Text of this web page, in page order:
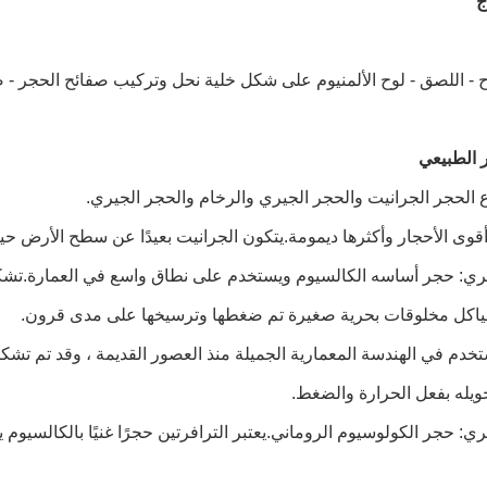
- اللصق - لوح الألمنيوم على شكل خلية نحل وتركيب صفائح الحجر -
الطبيعي
الحجر الجرانيت والحجر الجيري والرخام والحجر الجيري.
الأحجار وأكثرها ديمومة.يتكون الجرانيت بعيدًا عن سطح الأرض
حجر أساسه الكالسيوم ويستخدم على نطاق واسع في
مخلوقات بحرية صغيرة تم ضغطها وترسيخها على مدى قرون.
في الهندسة المعمارية الجميلة منذ العصور القديمة ، وقد تم
بفعل الحرارة والضغط.
حجر الكولوسيوم الروماني.يعتبر الترافرتين حجرًا غنيًا